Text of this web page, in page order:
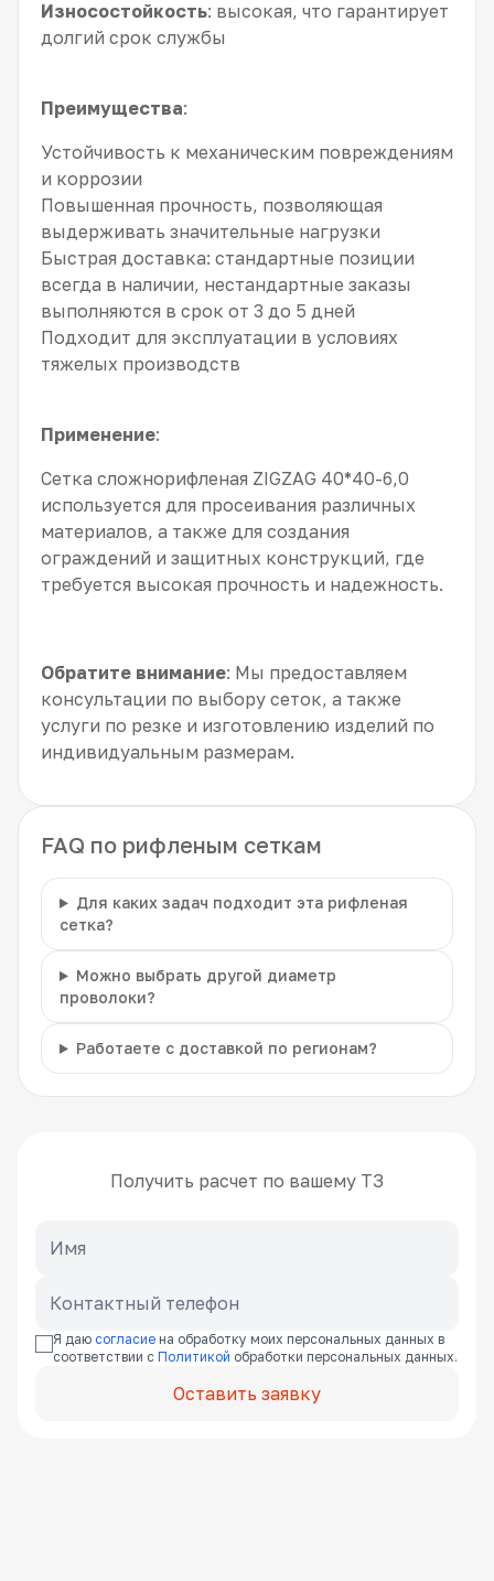
Износостойкость: высокая, что гарантирует
долгий срок службы
Преимущества:
Устойчивость к механическим повреждениям
и коррозии
Повышенная прочность, позволяющая
выдерживать значительные нагрузки
Быстрая доставка: стандартные позиции
всегда в наличии, нестандартные заказы
выполняются в срок от 3 до 5 дней
Подходит для эксплуатации в условиях
тяжелых производств
Применение:
Сетка сложнорифленая ZIGZAG 40*40-6,0
используется для просеивания различных
материалов, а также для создания
ограждений и защитных конструкций, где
требуется высокая прочность и надежность.
Обратите внимание: Мы предоставляем
консультации по выбору сеток, а также
услуги по резке и изготовлению изделий по
индивидуальным размерам.
FAQ по рифленым сеткам
Для каких задач подходит эта рифленая
сетка?
Можно выбрать другой диаметр
проволоки?
Работаете с доставкой по регионам?
Получить расчет по вашему ТЗ
Я даю согласие на обработку моих персональных данных в
соответствии с Политикой обработки персональных данных.
Оставить заявку